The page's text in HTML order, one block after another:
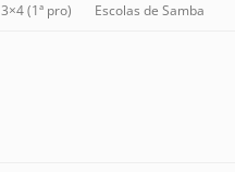
3×4 (1ª pro) Escolas de Samba